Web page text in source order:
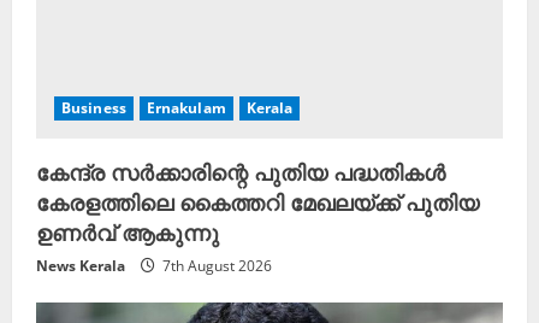
Business Ernakulam Kerala
കേന്ദ്ര സർക്കാരിന്റെ പുതിയ പദ്ധതികൾ
കേരളത്തിലെ കൈത്തറി മേഖലയ്ക്ക് പുതിയ
ഉണർവ് ആകുന്നു
News Kerala 7th August 2026